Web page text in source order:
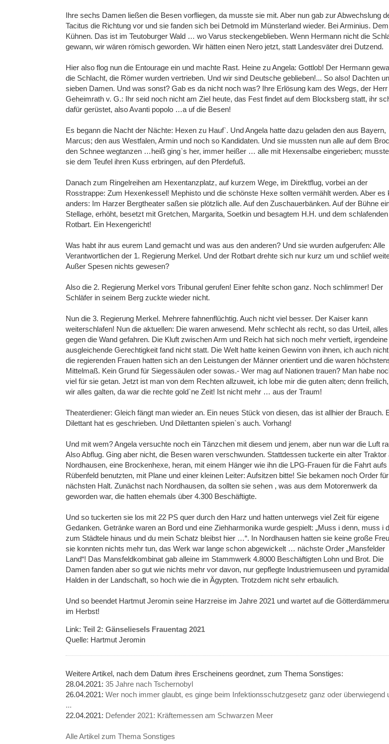
Ihre sechs Damen ließen die Besen vorfliegen, da musste sie mit. Aber nun gab zur Abwechslung
Tacitus die Richtung vor und sie fanden sich bei Detmold im Münsterland wieder. Bei Arminius. Dem
Kühnen. Das ist im Teutoburger Wald … wo Varus steckengeblieben. Wenn Hermann nicht die
gewann, wir wären römisch geworden. Wir hätten einen Nero jetzt, statt Landesväter drei Dutzend.
Hier also flog nun die Entourage ein und machte Rast. Heine zu Angela: Gottlob! Der Hermann
die Schlacht, die Römer wurden vertrieben. Und wir sind Deutsche geblieben!... So also! Dachten
sieben Damen. Und was sonst? Gab es da nicht noch was? Ihre Erlösung kam des Wegs, der Herr
Geheimrath v. G.: Ihr seid noch nicht am Ziel heute, das Fest findet auf dem Blocksberg statt, ihr
dafür gerüstet, also Avanti popolo …a uf die Besen!
Es begann die Nacht der Nächte: Hexen zu Hauf`. Und Angela hatte dazu geladen den aus Bayern,
Marcus; den aus Westfalen, Armin und noch so Kandidaten. Und sie mussten nun alle auf dem
den Schnee wegtanzen …heiß ging`s her, immer heißer … alle mit Hexensalbe eingerieben;
sie dem Teufel ihren Kuss erbringen, auf den Pferdefuß.
Danach zum Ringelreihen am Hexentanzplatz, auf kurzem Wege, im Direktflug, vorbei an der
Rosstrappe: Zum Hexenkessel! Mephisto und die schönste Hexe sollten vermählt werden. Aber es
anders: Im Harzer Bergtheater saßen sie plötzlich alle. Auf den Zuschauerbänken. Auf der Bühne
Stellage, erhöht, besetzt mit Gretchen, Margarita, Soetkin und besagtem H.H. und dem schlafenden
Rotbart. Ein Hexengericht!
Was habt ihr aus eurem Land gemacht und was aus den anderen? Und sie wurden aufgerufen: Alle
Verantwortlichen der 1. Regierung Merkel. Und der Rotbart drehte sich nur kurz um und schlief
Außer Spesen nichts gewesen?
Also die 2. Regierung Merkel vors Tribunal gerufen! Einer fehlte schon ganz. Noch schlimmer! Der
Schläfer in seinem Berg zuckte wieder nicht.
Nun die 3. Regierung Merkel. Mehrere fahnenflüchtig. Auch nicht viel besser. Der Kaiser kann
weiterschlafen! Nun die aktuellen: Die waren anwesend. Mehr schlecht als recht, so das Urteil, alles
gegen die Wand gefahren. Die Kluft zwischen Arm und Reich hat sich noch mehr vertieft, irgendeine
ausgleichende Gerechtigkeit fand nicht statt. Die Welt hatte keinen Gewinn von ihnen, ich auch
die regierenden Frauen hatten sich an den Leistungen der Männer orientiert und die waren
Mittelmaß. Kein Grund für Siegessäulen oder sowas.- Wer mag auf Nationen trauen? Man habe
viel für sie getan. Jetzt ist man von dem Rechten allzuweit, ich lobe mir die guten alten; denn
wir alles galten, da war die rechte gold`ne Zeit! Ist nicht mehr … aus der Traum!
Theaterdiener: Gleich fängt man wieder an. Ein neues Stück von diesen, das ist allhier der Brauch.
Dilettant hat es geschrieben. Und Dilettanten spielen`s auch. Vorhang!
Und mit wem? Angela versuchte noch ein Tänzchen mit diesem und jenem, aber nun war die Luft
Also Abflug. Ging aber nicht, die Besen waren verschwunden. Stattdessen tuckerte ein alter Traktor
Nordhausen, eine Brockenhexe, heran, mit einem Hänger wie ihn die LPG-Frauen für die Fahrt aufs
Rübenfeld benutzten, mit Plane und einer kleinen Leiter: Aufsitzen bitte! Sie bekamen noch Order
nächsten Halt. Zunächst nach Nordhausen, da sollten sie sehen , was aus dem Motorenwerk da
geworden war, die hatten ehemals über 4.300 Beschäftigte.
Und so tuckerten sie los mit 22 PS quer durch den Harz und hatten unterwegs viel Zeit für eigene
Gedanken. Getränke waren an Bord und eine Ziehharmonika wurde gespielt: „Muss i denn, muss i
zum Städtele hinaus und du mein Schatz bleibst hier …“. In Nordhausen hatten sie keine große
sie konnten nichts mehr tun, das Werk war lange schon abgewickelt … nächste Order „Mansfelder
Land“! Das Mansfeldkombinat gab alleine im Stammwerk 4.8000 Beschäftigten Lohn und Brot. Die
Damen fanden aber so gut wie nichts mehr vor davon, nur gepflegte Industriemuseen und
Halden in der Landschaft, so hoch wie die in Ägypten. Trotzdem nicht sehr erbaulich.
Und so beendet Hartmut Jeromin seine Harzreise im Jahre 2021 und wartet auf die
im Herbst!
Link: Teil 2: Gänseliesels Frauentag 2021
Quelle: Hartmut Jeromin
Weitere Artikel, nach dem Datum ihres Erscheinens geordnet, zum Thema Sonstiges:
28.04.2021: 35 Jahre nach Tschernobyl
26.04.2021: Wer noch immer glaubt, es ginge beim Infektionsschutzgesetz ganz oder überwiegend
...
22.04.2021: Defender 2021: Kräftemessen am Schwarzen Meer
Alle Artikel zum Thema Sonstiges